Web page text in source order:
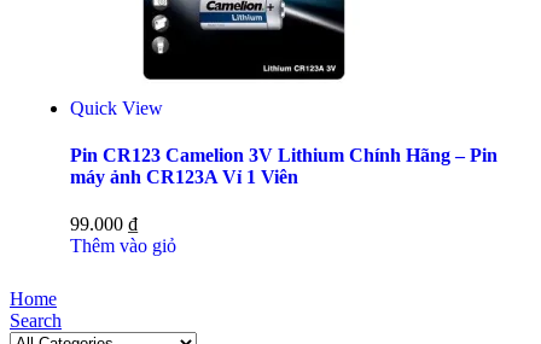
Quick View
Pin CR123 Camelion 3V Lithium Chính Hãng – Pin
máy ảnh CR123A Vỉ 1 Viên
99.000 ₫
Thêm vào giỏ
Home
Search